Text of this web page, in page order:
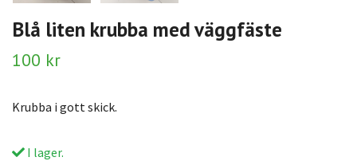
Blå liten krubba med väggfäste
100 kr
Krubba i gott skick.
I lager.